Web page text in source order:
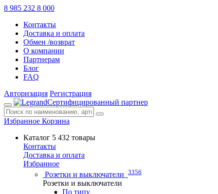
8 985 232 8 000
Контакты
Доставка и оплата
Обмен /возврат
О компании
Партнерам
Блог
FAQ
Авторизация Регистрация
Сертифицированный партнер
Избранное Корзина
Каталог 5 432 товары
Контакты
Доставка и оплата
Избранное
Розетки и выключатели 3356
Розетки и выключатели
По типу